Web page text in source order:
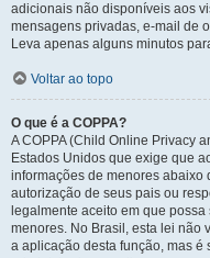
adicionais não disponíveis aos
mensagens privadas, e-mail de
Leva apenas alguns minutos
Voltar ao topo
O que é a COPPA?
A COPPA (Child Online Privacy
Estados Unidos que exige que
informações de menores abaixo
autorização de seus pais ou
legalmente aceito em que
menores. No Brasil, esta lei não
a aplicação desta função, mas